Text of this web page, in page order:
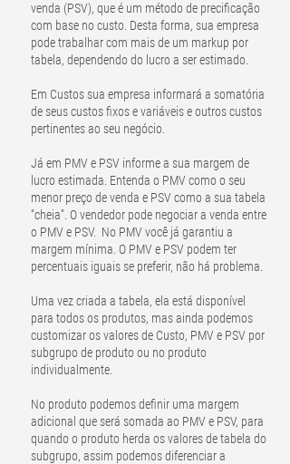
venda (PSV), que é um método de precificação
com base no custo. Desta forma, sua empresa
pode trabalhar com mais de um markup por
tabela, dependendo do lucro a ser estimado.
Em Custos sua empresa informará a somatória
de seus custos fixos e variáveis e outros custos
pertinentes ao seu negócio.
Já em PMV e PSV informe a sua margem de
lucro estimada. Entenda o PMV como o seu
menor preço de venda e PSV como a sua tabela
“cheia”. O vendedor pode negociar a venda entre
o PMV e PSV. No PMV você já garantiu a
margem mínima. O PMV e PSV podem ter
percentuais iguais se preferir, não há problema.
Uma vez criada a tabela, ela está disponível
para todos os produtos, mas ainda podemos
customizar os valores de Custo, PMV e PSV por
subgrupo de produto ou no produto
individualmente.
No produto podemos definir uma margem
adicional que será somada ao PMV e PSV, para
quando o produto herda os valores de tabela do
subgrupo, assim podemos diferenciar a